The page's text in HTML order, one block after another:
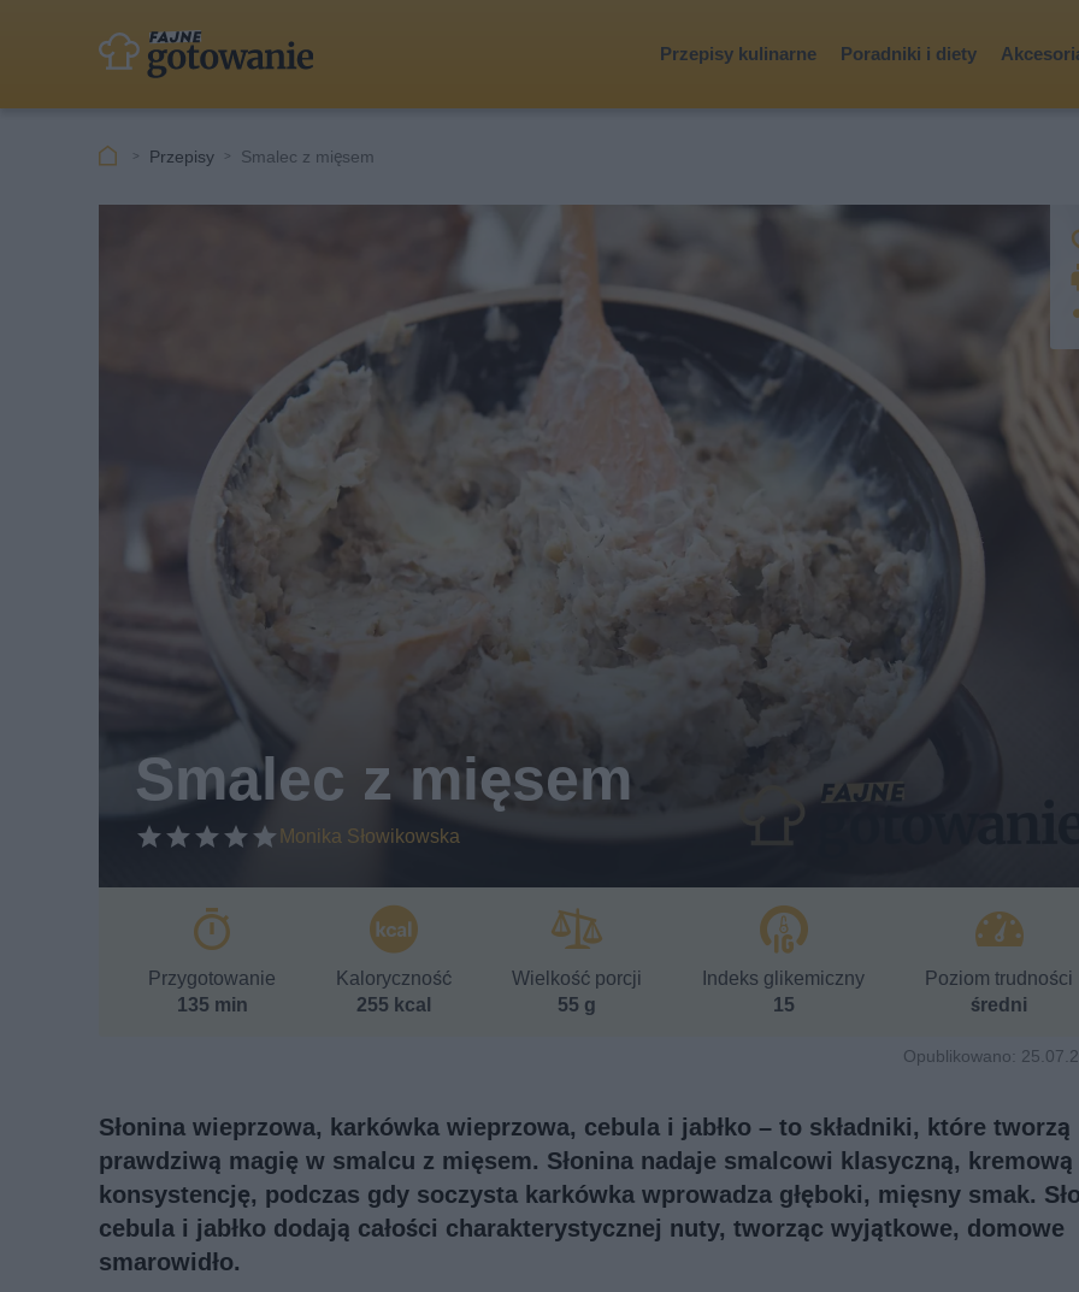
Przepisy kulinarne Poradniki i diety
Przepisy Smalec z mięsem
Smalec z mięsem
Monika Słowikowska
Przygotowanie
135 min
Kaloryczność
255 kcal
Wielkość porcji
55 g
Indeks glikemiczny
15
Poziom trudności
średni
Opublikowano:
Słonina wieprzowa, karkówka wieprzowa, cebula i jabłko – to składniki, które tworzą
prawdziwą magię w smalcu z mięsem. Słonina nadaje smalcowi klasyczną, kremową
konsystencję, podczas gdy soczysta karkówka wprowadza głęboki, mięsny smak.
cebula i jabłko dodają całości charakterystycznej nuty, tworząc wyjątkowe, domowe
smarowidło.